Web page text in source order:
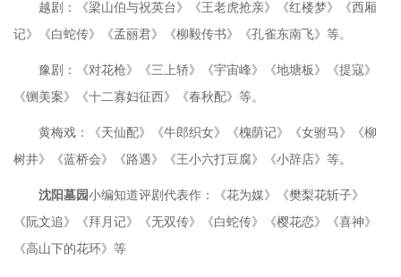
越剧：《梁山伯与祝英台》《王老虎抢亲》《红楼梦》《西厢
记》《白蛇传》《孟丽君》《柳毅传书》《孔雀东南飞》等。
豫剧：《对花枪》《三上轿》《宇宙峰》《地塘板》《提寇》
《铡美案》《十二寡妇征西》《春秋配》等。
黄梅戏：《天仙配》《牛郎织女》《槐荫记》《女驸马》《柳
树井》《蓝桥会》《路遇》《王小六打豆腐》《小辞店》等。
沈阳墓园小编知道评剧代表作：《花为媒》《樊梨花斩子》
《阮文追》《拜月记》《无双传》《白蛇传》《樱花恋》《喜神》
《高山下的花环》等